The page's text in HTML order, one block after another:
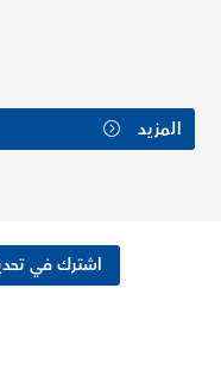
المزيد
اشترك في